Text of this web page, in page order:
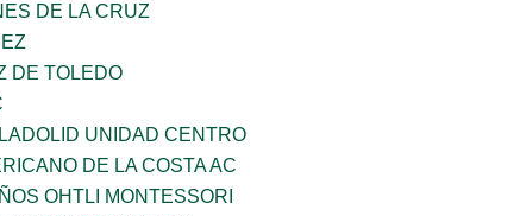
DE LA CRUZ
DE TOLEDO
UNIDAD CENTRO
DE LA COSTA AC
OHTLI MONTESSORI